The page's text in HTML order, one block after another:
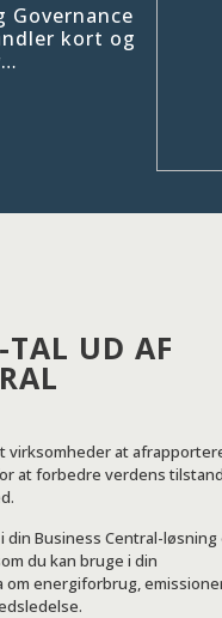
Governance
kort og
UD AF
virksomheder at
at forbedre verdens
Business Central-løsning
du kan bruge i din
energiforbrug,